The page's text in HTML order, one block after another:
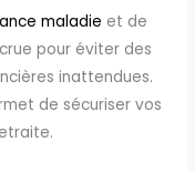
maladie et de
pour éviter des
inattendues.
de sécuriser vos